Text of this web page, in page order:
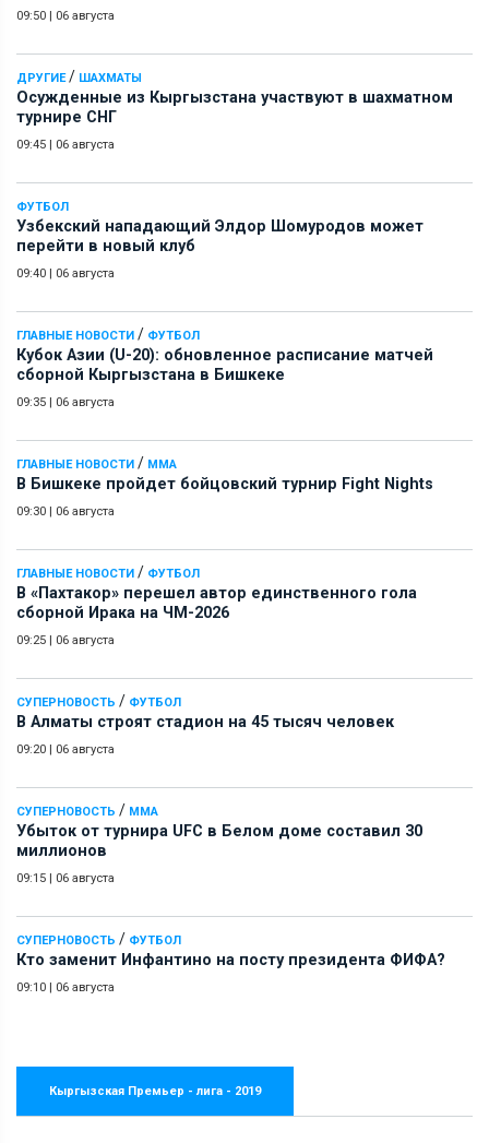
09:50 06 августа
ДРУГИЕ/ ШАХМАТЫ
Осужденные из Кыргызстана участвуют в шахматном
турнире СНГ
09:45 06 августа
ФУТБОЛ
Узбекский нападающий Элдор Шомуродов может
перейти в новый клуб
09:40 06 августа
ГЛАВНЫЕ НОВОСТИ / ФУТБОЛ
Кубок Азии (U-20): обновленное расписание матчей
сборной Кыргызстана в Бишкеке
09:35 06 августа
ГЛАВНЫЕ НОВОСТИ / ММА
В Бишкеке пройдет бойцовский турнир Fight Nights
09:30 06 августа
ГЛАВНЫЕ НОВОСТИ / ФУТБОЛ
В «Пахтакор» перешел автор единственного гола
сборной Ирака на ЧМ-2026
09:25 06 августа
СУПЕРНОВОСТЬ / ФУТБОЛ
В Алматы строят стадион на 45 тысяч человек
09:20 06 августа
СУПЕРНОВОСТЬ / ММА
Убыток от турнира UFC в Белом доме составил 30
миллионов
09:15 06 августа
СУПЕРНОВОСТЬ / ФУТБОЛ
Кто заменит Инфантино на посту президента ФИФА?
09:10 06 августа
Кыргызская Премьер - лига - 2019